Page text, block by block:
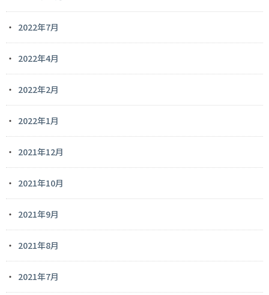
2022年7月
2022年4月
2022年2月
2022年1月
2021年12月
2021年10月
2021年9月
2021年8月
2021年7月